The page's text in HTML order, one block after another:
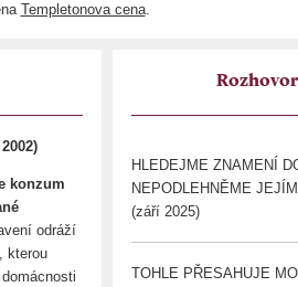
Templetonova cena.
konzum
odráží
kterou
HLEDEJME ZNAMENÍ
NEPODLEHNĚME
(září 2025)
TOHLE PŘESAHUJE